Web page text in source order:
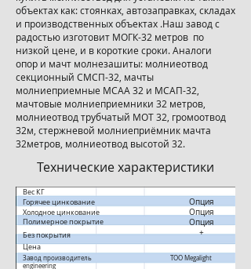
объектах как: стоянках, автозаправках, складах
и производственных объектах .Наш завод с
радостью изготовит МОГК-32 метров по
низкой цене, и в короткие сроки. Аналоги
опор и мачт молнезашиты: молниеотвод
секционный СМСП-32, мачты
молниеприемные МСАА 32 и МСАП-32,
мачтовые молниеприемники 32 метров,
молниеотвод трубчатый МОТ 32, громоотвод
32м, стержневой молниеприёмник мачта
32метров, молниеотвод высотой 32.
Технические характеристики​
Опция
Опция
Опция
+
Полимерное покрытие
Вес КГ
Горячее цинкование
Холодное цинкование
Без покрытия
Завод производитель ТОО Megalight
engineering
Цена